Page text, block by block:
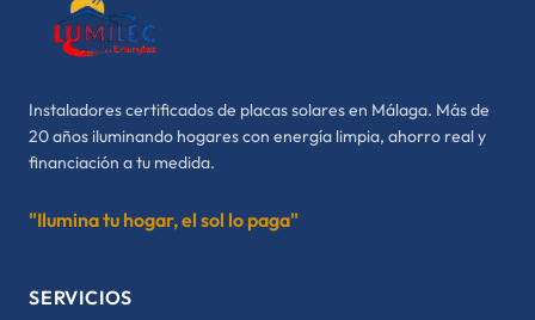
Instaladores certificados de placas solares en Málaga. Más de
20 años iluminando hogares con energía limpia, ahorro real y
financiación a tu medida.
"Ilumina tu hogar, el sol lo paga"
SERVICIOS